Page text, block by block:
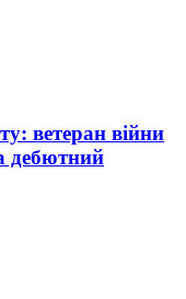
ветеран війни
дебютний